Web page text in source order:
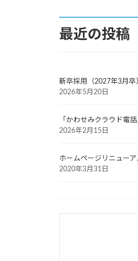
最近の投稿
新卒採用（2027年3月卒
2026年5月20日
「かわせみクラウド電
2026年2月15日
ホームページリニュー
2020年3月31日